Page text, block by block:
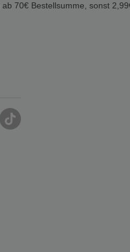
ab 70€ Bestellsumme, sonst